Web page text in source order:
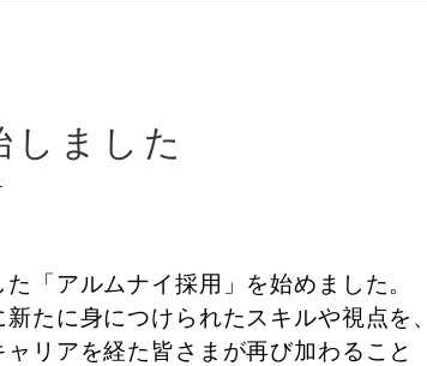
しました
「アルムナイ採用」を始めました。
たに身につけられたスキルや視点を、
リアを経た皆さまが再び加わること